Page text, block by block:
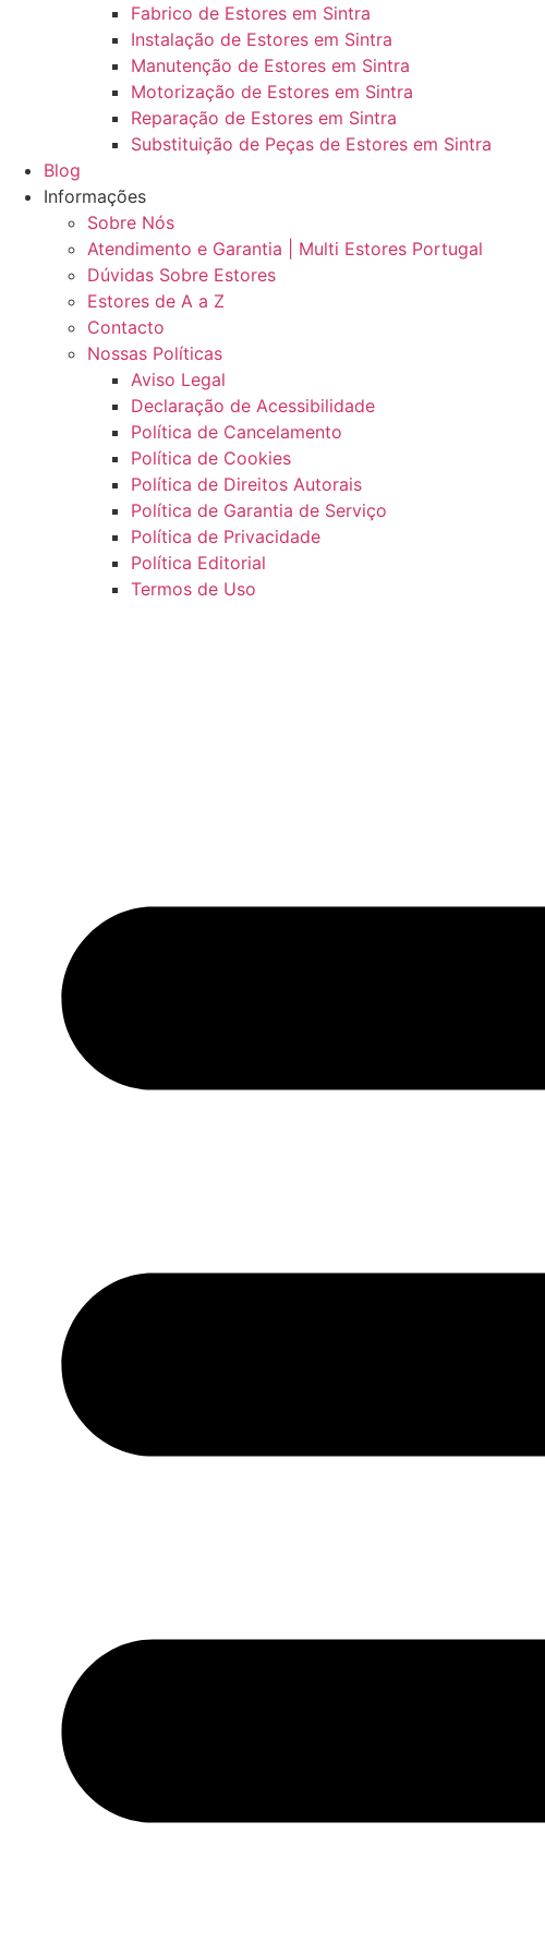
Fabrico de Estores em Sintra
Instalação de Estores em Sintra
Manutenção de Estores em Sintra
Motorização de Estores em Sintra
Reparação de Estores em Sintra
Substituição de Peças de Estores em Sintra
Blog
Informações
Sobre Nós
Atendimento e Garantia | Multi Estores Portugal
Dúvidas Sobre Estores
Estores de A a Z
Contacto
Nossas Políticas
Aviso Legal
Declaração de Acessibilidade
Política de Cancelamento
Política de Cookies
Política de Direitos Autorais
Política de Garantia de Serviço
Política de Privacidade
Política Editorial
Termos de Uso